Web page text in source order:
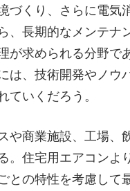
づくり、さらに電
、長期的なメンテ
が求められる分野
は、技術開発やノ
いくだろう。
や商業施設、工場
。住宅用エアコン
との特性を考慮して